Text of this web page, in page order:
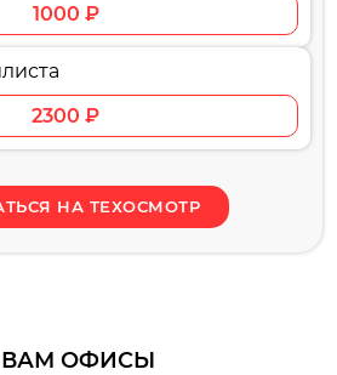
1000 ₽
2300 ₽
НА ТЕХОСМОТР
ОФИСЫ